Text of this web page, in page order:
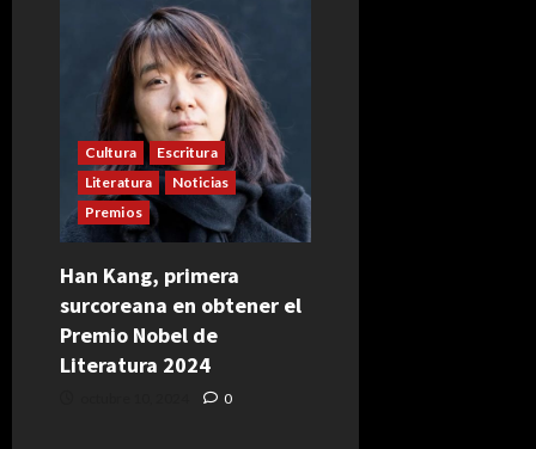
Cultura
Escritura
Literatura
Noticias
Premios
Han Kang, primera
surcoreana en obtener el
Premio Nobel de
Literatura 2024
0